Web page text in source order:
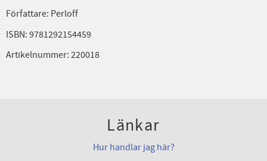
Författare: Perloff
ISBN: 9781292154459
Artikelnummer: 220018
Länkar
Hur handlar jag här?